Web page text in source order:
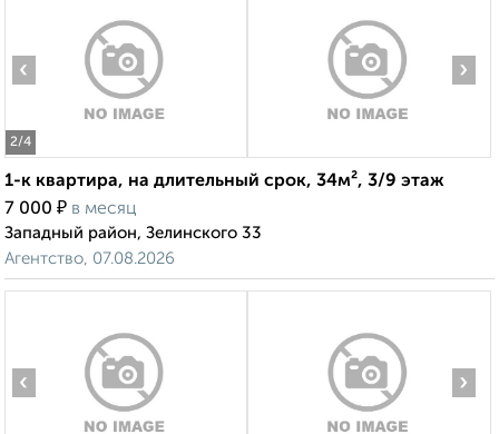
2/4
‹ ›
1-к квартира, на длительный срок, 34м², 3/9 этаж
7 000 ₽ в месяц
Западный район, Зелинского 33
Агентство, 07.08.2026
‹ ›